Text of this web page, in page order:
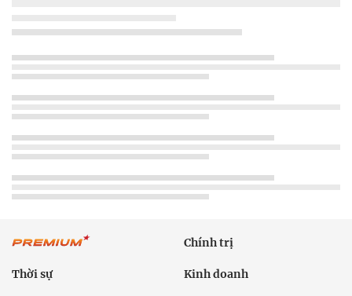
Chính trị
Thời sự Kinh doanh